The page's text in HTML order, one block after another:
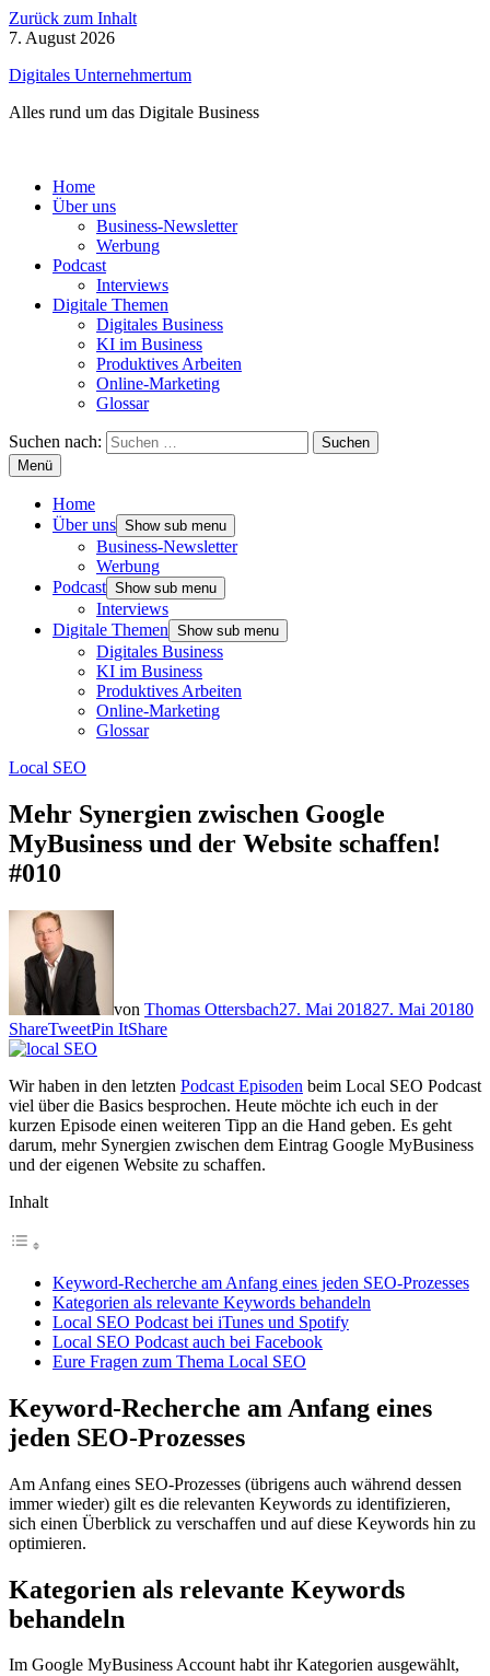
Zurück zum Inhalt
7. August 2026
Digitales Unternehmertum
Alles rund um das Digitale Business
Home
Über uns
Business-Newsletter
Werbung
Podcast
Interviews
Digitale Themen
Digitales Business
KI im Business
Produktives Arbeiten
Online-Marketing
Glossar
Suchen nach:
Menü
Home
Über uns Show sub menu
Business-Newsletter
Werbung
Podcast Show sub menu
Interviews
Digitale Themen Show sub menu
Digitales Business
KI im Business
Produktives Arbeiten
Online-Marketing
Glossar
Local SEO
Mehr Synergien zwischen Google
MyBusiness und der Website schaffen!
#010
von Thomas Ottersbach27. Mai 201827. Mai 20180
ShareTweetPin ItShare
Wir haben in den letzten Podcast Episoden beim Local SEO Podcast
viel über die Basics besprochen. Heute möchte ich euch in der
kurzen Episode einen weiteren Tipp an die Hand geben. Es geht
darum, mehr Synergien zwischen dem Eintrag Google MyBusiness
und der eigenen Website zu schaffen.
Inhalt
Keyword-Recherche am Anfang eines jeden SEO-Prozesses
Kategorien als relevante Keywords behandeln
Local SEO Podcast bei iTunes und Spotify
Local SEO Podcast auch bei Facebook
Eure Fragen zum Thema Local SEO
Keyword-Recherche am Anfang eines
jeden SEO-Prozesses
Am Anfang eines SEO-Prozesses (übrigens auch während dessen
immer wieder) gilt es die relevanten Keywords zu identifizieren,
sich einen Überblick zu verschaffen und auf diese Keywords hin zu
optimieren.
Kategorien als relevante Keywords
behandeln
Im Google MyBusiness Account habt ihr Kategorien ausgewählt,